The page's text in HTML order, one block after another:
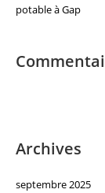
potable à Gap
Archives
septembre 2025